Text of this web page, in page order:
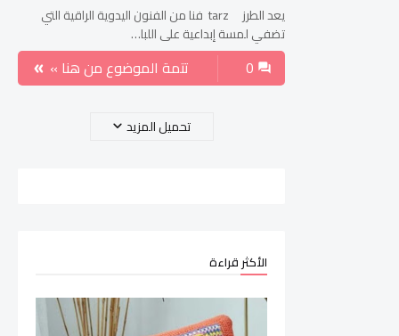
يعد الطرز tarz فنا من الفنون اليدوية الراقية التي
تضفي لمسة إبداعية على اللبا…
0 تتمة الموضوع من هنا »
تحميل المزيد
الأكثر قراءة